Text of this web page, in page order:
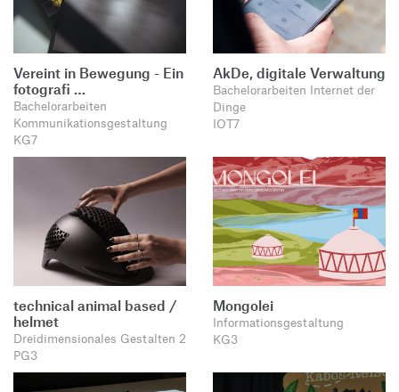
Vereint in Bewegung - Ein
fotografi …
Bachelorarbeiten
Kommunikationsgestaltung
KG7
AkDe, digitale Verwaltung
Bachelorarbeiten Internet der
Dinge
IOT7
technical animal based /
helmet
Dreidimensionales Gestalten 2
PG3
Mongolei
Informationsgestaltung
KG3